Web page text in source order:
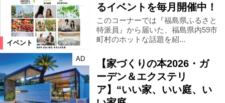
イベント
るイベントを毎月開催中！
このコーナーでは『福島県ふるさと
特派員』から届いた、福島県内59市
町村のホットな話題を紹...
AD
【家づくりの本2026・ガ
ーデン＆エクステリ
ア】“いい家、いい庭、い